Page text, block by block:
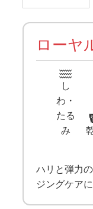
ローヤ
し
わ・
たる
み
ハリと弾力
ジングケア